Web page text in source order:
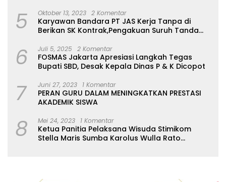
5 Oktober 13, 2023 2 Komentar
Karyawan Bandara PT JAS Kerja Tanpa di
Berikan SK Kontrak,Pengakuan Suruh Tanda
6 Juli 5, 2025 2 Komentar
FOSMAS Jakarta Apresiasi Langkah Tegas
Bupati SBD, Desak Kepala Dinas P & K Dicopot
7 Juni 27, 2023 1 Komentar
PERAN GURU DALAM MENINGKATKAN PRESTASI
AKADEMIK SISWA
8 Mei 24, 2023 1 Komentar
Ketua Panitia Pelaksana Wisuda Stimikom
Stella Maris Sumba Karolus Wulla Rato